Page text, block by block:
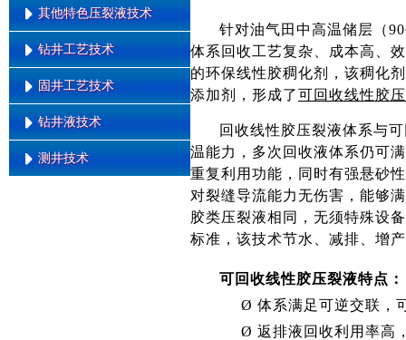
泵送桥塞压裂技术
高能气体压裂技术
水力喷射压裂技术
低渗透储层综合评价技术
油田采出水处理技术
其他特色压裂液技术
清洁压裂液技术
低摩阻滑溜水技术
系列温度有机硼压裂液
钻井工艺技术
钻井与地质导向一体化
MWD \ LWD
固井工艺技术
低压易漏地层低密度固井技术
防窜水泥
钻井液技术
无土相油基钻井液
测井技术
针对油气田中高温储层（90
体系回收工艺复杂、成本高、
的环保线性胶稠化剂，该稠化
添加剂，形成了可回收线性胶
回收线性胶压裂液体系与
温能力，多次回收液体系仍可
重复利用功能，同时有强悬砂
对裂缝导流能力无伤害，能够
胶类压裂液相同，无须特殊设
标准，该技术节水、减排、增
可回收线性胶压裂液特点：
Ø 体系满足可逆交联，
Ø 返排液回收利用率高